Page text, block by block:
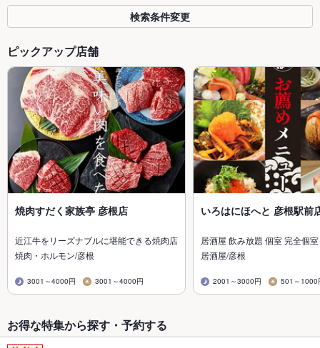
検索条件変更
ピックアップ店舗
焼肉すだく家族亭 彦根店
近江牛をリーズナブルに堪能できる焼肉店
焼肉・ホルモン/彦根
3001～4000円 3001～4000円
いろはにほへと 彦根駅前
居酒屋 飲み放題 個室 完全個
居酒屋/彦根
2001～3000円 501～1000
お得な特集から探す・予約する